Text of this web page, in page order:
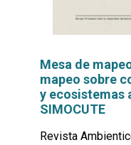
Mesa de
mapeo sobre
y ecosistemas
SIMOCUTE
Revista